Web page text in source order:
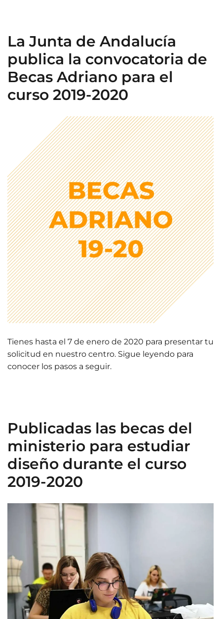
La Junta de Andalucía
publica la convocatoria de
Becas Adriano para el
curso 2019-2020
Tienes hasta el 7 de enero de 2020 para presentar tu
solicitud en nuestro centro. Sigue leyendo para
conocer los pasos a seguir.
Publicadas las becas del
ministerio para estudiar
diseño durante el curso
2019-2020